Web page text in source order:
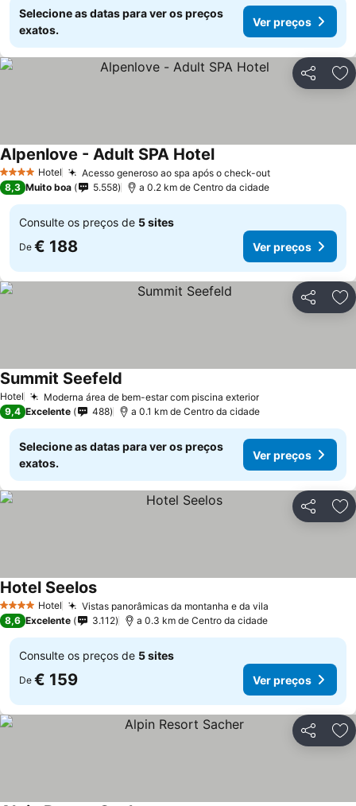
Selecione as datas para ver os preços
exatos.
Ver preços
Partilhar
4 EstrelasHotel Acesso generoso ao spa após o check-outVer preços
Alpenlove - Adult SPA HotelVer preços
8,3 Muito boa 5.558 a 0.2 km de Centro da cidade
Consulte os preços de 5 sites
De € 188 Ver preços
Partilhar
Hotel Moderna área de bem-estar com piscina exteriorVer preços
Summit Seefeld
9,4 Excelente 488 a 0.1 km de Centro da cidade
Selecione as datas para ver os preços
exatos.
Ver preços
Partilhar
4 EstrelasHotel Vistas panorâmicas da montanha e da vila
Hotel SeelosVer preços
8,6 Excelente 3.112 a 0.3 km de Centro da cidade
Consulte os preços de 5 sites
De € 159 Ver preços
Partilhar